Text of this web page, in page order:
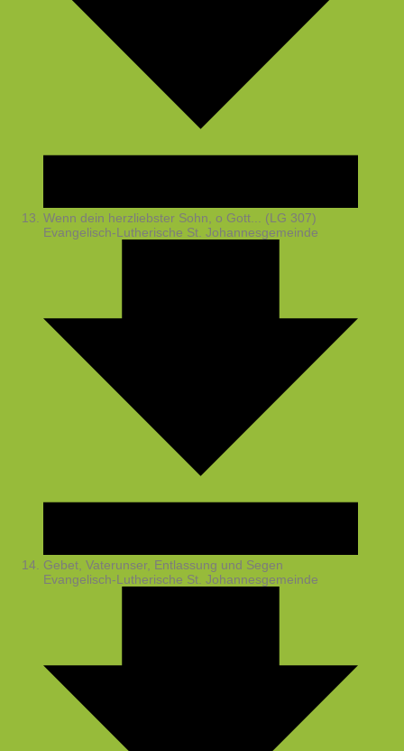
Wenn dein herzliebster Sohn, o Gott... (LG 307)
Evangelisch-Lutherische St. Johannesgemeinde
Gebet, Vaterunser, Entlassung und Segen
Evangelisch-Lutherische St. Johannesgemeinde